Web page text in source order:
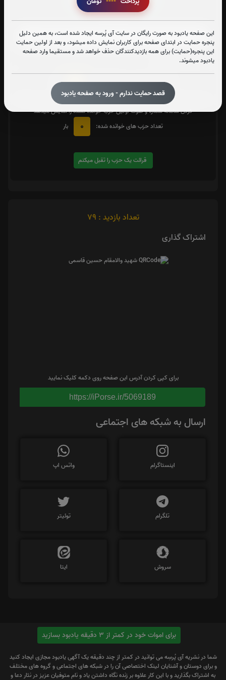
این صفحه یادبود به صورت رایگان در سایت آی پُرسه ایجاد شده است، به همین دلیل
پنجره حمایت در ابتدای صفحه برای کاربران نمایش داده میشود، و بعد از اولین حمایت
این پنجره(حمایت) برای همه بازدیدکنندگان حذف خواهد شد و مستقیما وارد صفحه
یادبود میشوند.
قصد حمایت ندارم - ورود به صفحه یادبود
زیارت شهدا
متن زیارت شهدا
تعداد دفعات ختم کل قرآن: 0 بار
در صورت تمایل با کلیک بر روی دکمه زیر قرائت یک حزبرا تقبل کنید. بعد از کلیک
کردن سامانه شماره و صوت اولین حزب خوانده نشده را نمایش میدهد
تعداد حزب های خوانده شده:
0 بار
قرائت یک حزب را تقبل میکنم
تعداد بازدید : 79
اشتراک گذاری
برای کپی کردن آدرس این صفحه روی دکمه کلیک نمایید
https://iPorse.ir/5069189
ارسال به شبکه های اجتماعی
اینستاگرام واتس اپ
تلگرام توئیتر
سروش ایتا
برای اموات خود در کمتر از 3 دقیقه یادبود بسازید
شما در نشریه آی پُرسِه می توانید در کمتر از چند دقیقه یک آگهی یادبود مجازی ایجاد کنید
و برای دوستان و آشنایان لینک اختصاصی آن را در شبکه های اجتماعی و گروه های مختلف
به اشتراک بگذارید و با این کار علاوه بر زنده نگاه داشتن یاد و نام متوفیان عزیز در نثار دعا و